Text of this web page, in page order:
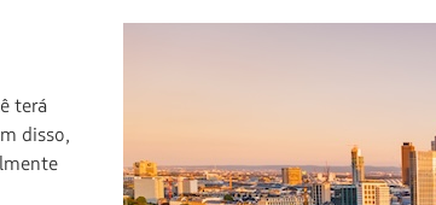
terá
disso,